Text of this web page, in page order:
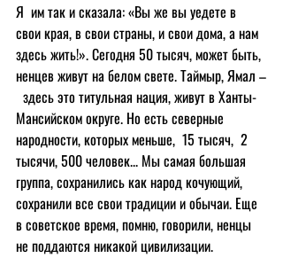
Я  им так и сказала: «Вы же вы уедете в
свои края, в свои страны, и свои дома, а нам
здесь жить!». Сегодня 50 тысяч, может быть,
ненцев живут на белом свете. Таймыр, Ямал –
здесь это титульная нация, живут в Ханты-
Мансийском округе. Но есть северные
народности, которых меньше,  15 тысяч,  2
тысячи, 500 человек... Мы самая большая
группа, сохранились как народ кочующий,
сохранили все свои традиции и обычаи. Еще
в советское время, помню, говорили, ненцы
не поддаются никакой цивилизации.